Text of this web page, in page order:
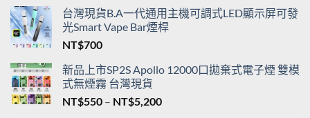
台灣現貨B.A一代通用主機可調式LED顯示屏可發
光Smart Vape Bar煙桿
NT$700
新品上市SP2S Apollo 12000口拋棄式電子煙 雙模
式無煙霧 台灣現貨
NT$550 – NT$5,200價